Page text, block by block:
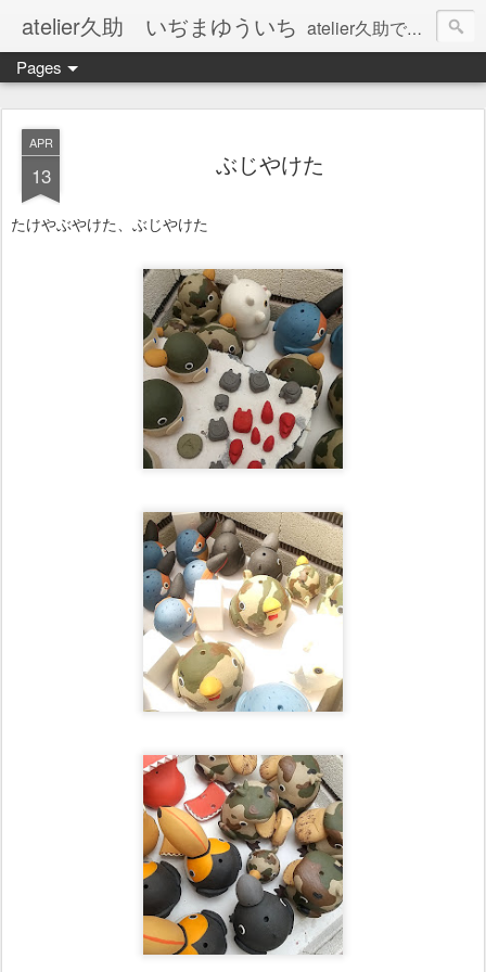
atelier久助 いぢまゆういち atelier久助では土と火から暖かなモノたちを生み出しています。 ご覧になられた方が和んで頂ければ幸いです。
Pages
APR
13 ぶじやけた
たけやぶやけた、ぶじやけた